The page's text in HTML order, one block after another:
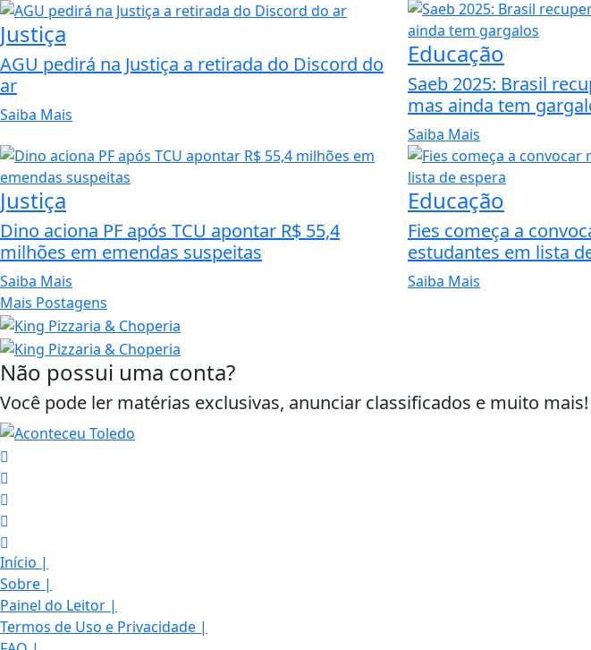
Justiça
AGU pedirá na Justiça a retirada do Discord do
ar
Saiba Mais
Educação
Saeb 2025: Brasil
mas ainda tem
Saiba Mais
Justiça
Dino aciona PF após TCU apontar R$ 55,4
milhões em emendas suspeitas
Saiba Mais
Educação
Fies começa a
estudantes em lista
Saiba Mais
Mais Postagens
Não possui uma conta?
Você pode ler matérias exclusivas, anunciar classificados e muito mais!
Início |
Sobre |
Painel do Leitor |
Termos de Uso e Privacidade |
Termos de Uso e Privacidade
Esse site utiliza cookies para melhorar sua experiência de